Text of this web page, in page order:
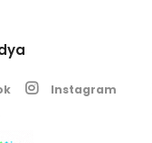
Instagram